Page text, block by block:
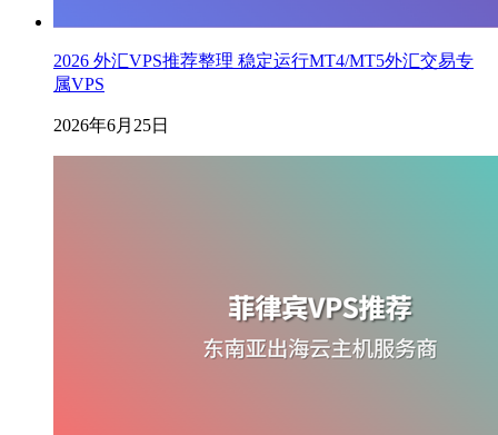
2026 外汇VPS推荐整理 稳定运行MT4/MT5外汇交易专
属VPS
2026年6月25日